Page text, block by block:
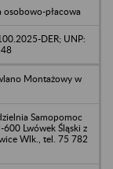
płacowa
DER; UNP:
Montażowy w
Samopomoc
600 Lwówek Śląski z
Wlk., tel. 75 782